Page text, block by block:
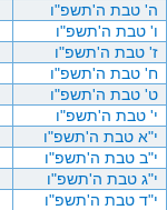
ה' טבת ה'תשפ"ו
ו' טבת ה'תשפ"ו
ז' טבת ה'תשפ"ו
ח' טבת ה'תשפ"ו
ט' טבת ה'תשפ"ו
י' טבת ה'תשפ"ו
י"א טבת ה'תשפ"ו
י"ב טבת ה'תשפ"ו
י"ג טבת ה'תשפ"ו
י"ד טבת ה'תשפ"ו